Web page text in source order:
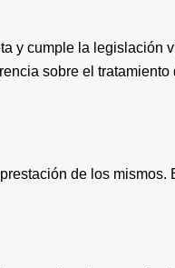
y cumple la legislación
sobre el tratamiento
de los mismos.